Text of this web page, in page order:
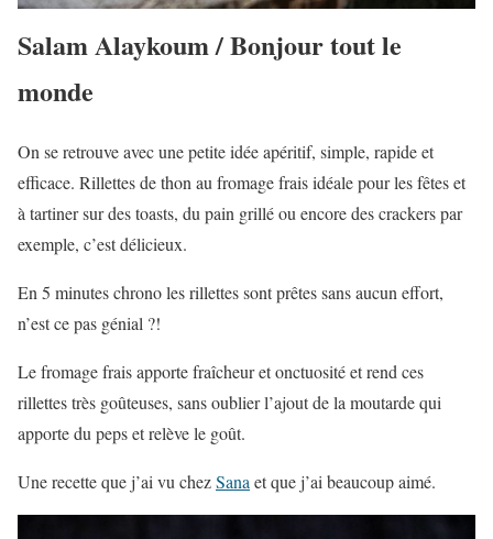
Salam Alaykoum / Bonjour tout le
monde
On se retrouve avec une petite idée apéritif, simple, rapide et
efficace. Rillettes de thon au fromage frais idéale pour les fêtes et
à tartiner sur des toasts, du pain grillé ou encore des crackers par
exemple, c’est délicieux.
En 5 minutes chrono les rillettes sont prêtes sans aucun effort,
n’est ce pas génial ?!
Le fromage frais apporte fraîcheur et onctuosité et rend ces
rillettes très goûteuses, sans oublier l’ajout de la moutarde qui
apporte du peps et relève le goût.
Une recette que j’ai vu chezSana et que j’ai beaucoup aimé.